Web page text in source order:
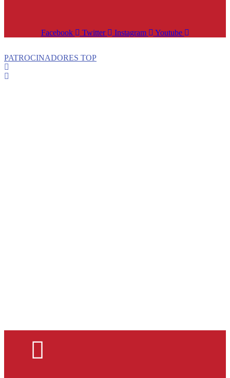
Facebook Twitter Instagram Youtube
PATROCINADORES TOP